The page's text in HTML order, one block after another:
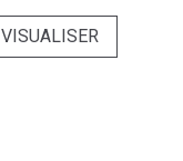
VISUALISER